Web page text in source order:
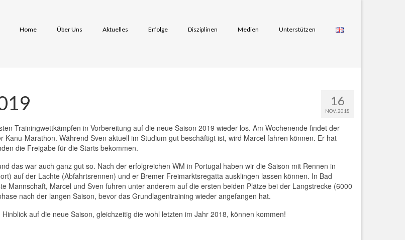
Home Über Uns Aktuelles Erfolge Disziplinen Medien Unterstützen
16
NOV. 2018
Trainingwettkämpfen in Vorbereitung auf die neue Saison 2019 wieder los. Am Wochenende findet der
Marathon. Während Sven aktuell im Studium gut beschäftigt ist, wird Marcel fahren können. Er hat
die Freigabe für die Starts bekommen.
das war auch ganz gut so. Nach der erfolgreichen WM in Portugal haben wir die Saison mit Rennen in
auf der Lachte (Abfahrtsrennen) und er Bremer Freimarktsregatta ausklingen lassen können. In Bad
Mannschaft, Marcel und Sven fuhren unter anderem auf die ersten beiden Plätze bei der Langstrecke (6000
nach der langen Saison, bevor das Grundlagentraining wieder angefangen hat.
auf die neue Saison, gleichzeitig die wohl letzten im Jahr 2018, können kommen!